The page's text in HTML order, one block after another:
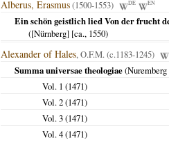
Alberus, Erasmus(1500-1553) DE EN
Ein schön geistlich lied Von der frucht
([Nürnberg] [ca., 1550)
Alexander of Hales, O.F.M. (c.1183-1245)
Summa universae theologiae(Nuremberg
Vol. 1 (1471)
Vol. 2 (1471)
Vol. 3 (1471)
Vol. 4 (1471)